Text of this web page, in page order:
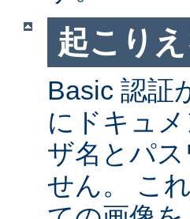
起こり
Basic 認証
にドキュ
ザ名とパ
せん。 こ